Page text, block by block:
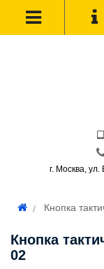
г. Москва,
Кнопка
Кнопка
02